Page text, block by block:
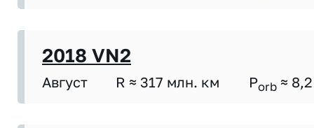
2018 VN2
Август R ≈ 317 млн. км Porb ≈ 8,2